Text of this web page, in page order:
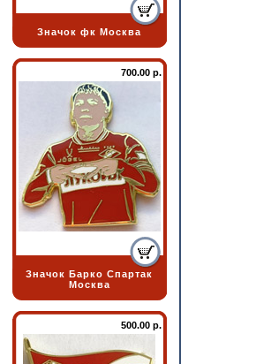
Значок фк Москва
700.00 р.
Значок Барко Спартак
Москва
500.00 р.